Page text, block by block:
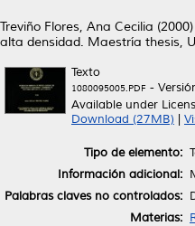
Treviño Flores, Ana Cecilia (2000)
alta densidad. Maestría thesis,
Texto
1080095005.PDF -
Available under
Download (27MB)
Tipo de elemento:
Información adicional:
Palabras claves no controlados:
Materias: